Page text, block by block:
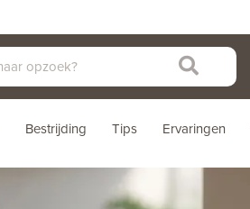
Bestrijding Tips Ervaringen